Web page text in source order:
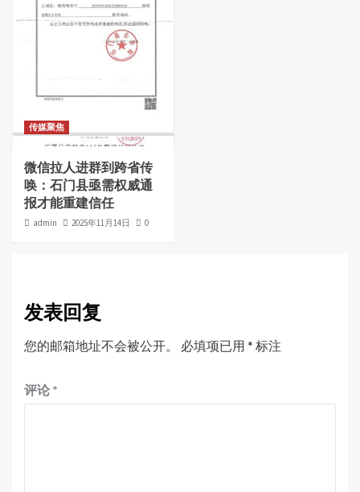
传媒聚焦
微信拉人进群到跨省传
唤：石门县亟需权威通
报才能重建信任
admin 2025年11月14日 0
发表回复
您的邮箱地址不会被公开。 必填项已用 * 标注
评论 *